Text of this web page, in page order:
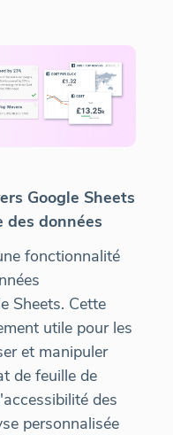
Google Sheets
des données
fonctionnalité
Sheets. Cette
utile pour les
et manipuler
de feuille de
des
personnalisée